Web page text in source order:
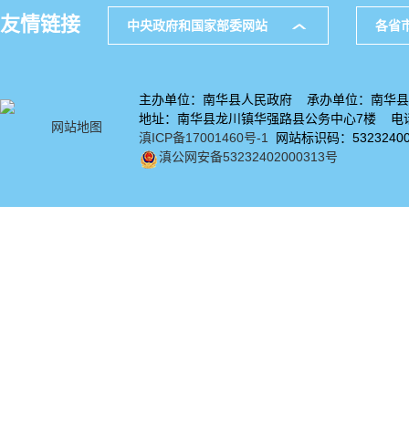
友情链接 中央政府和国家部委网站 各省
网站地图
主办单位：南华县人民政府 承办单位：南华
地址：南华县龙川镇华强路县公务中心7楼
滇ICP备17001460号-1
网站标识码：
滇公网安备53232402000313号